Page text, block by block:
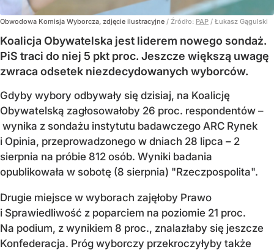
Obwodowa Komisja Wyborcza, zdjęcie ilustracyjne / Źródło: PAP / Łukasz Gągulski
Koalicja Obywatelska jest liderem nowego sondaż.
PiS traci do niej 5 pkt proc. Jeszcze większą uwagę
zwraca odsetek niezdecydowanych wyborców.
Gdyby wybory odbywały się dzisiaj, na Koalicję
Obywatelską zagłosowałoby 26 proc. respondentów –
wynika z sondażu instytutu badawczego ARC Rynek
i Opinia, przeprowadzonego w dniach 28 lipca – 2
sierpnia na próbie 812 osób. Wyniki badania
opublikowała w sobotę (8 sierpnia) "Rzeczpospolita".
Drugie miejsce w wyborach zajęłoby Prawo
i Sprawiedliwość z poparciem na poziomie 21 proc.
Na podium, z wynikiem 8 proc., znalazłaby się jeszcze
Konfederacja. Próg wyborczy przekroczyłyby także